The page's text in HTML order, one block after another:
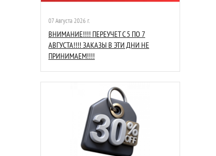
07 Августа 2026 г.
ВНИМАНИЕ!!!! ПЕРЕУЧЕТ С 5 ПО 7
АВГУСТА!!!! ЗАКАЗЫ В ЭТИ ДНИ НЕ
ПРИНИМАЕМ!!!!